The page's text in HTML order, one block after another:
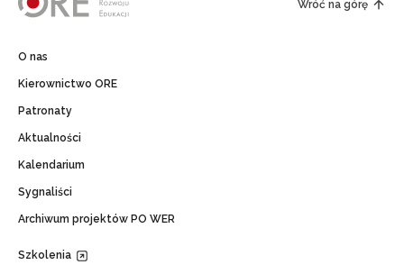
Wróć na górę
O nas
Kierownictwo ORE
Patronaty
Aktualności
Kalendarium
Sygnaliści
Archiwum projektów PO WER
Szkolenia